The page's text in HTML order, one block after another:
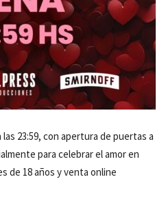
23:59, con apertura de puertas a
para celebrar el amor en
de 18 años y venta online